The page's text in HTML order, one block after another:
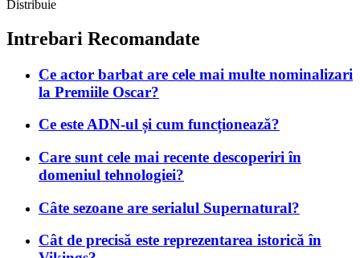
Distribuie
Intrebari Recomandate
Ce actor barbat are cele mai multe nominalizari
la Premiile Oscar?
Ce este ADN-ul și cum funcționează?
Care sunt cele mai recente descoperiri în
domeniul tehnologiei?
Câte sezoane are serialul Supernatural?
Cât de precisă este reprezentarea istorică în